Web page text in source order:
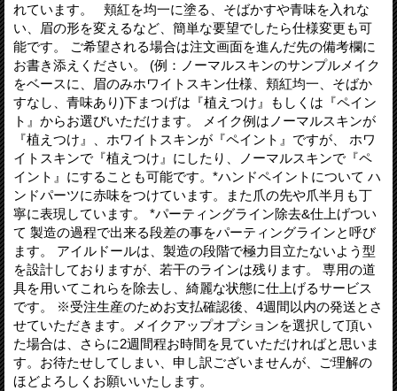
れています。 頬紅を均一に塗る、そばかすや青味を入れな
い、眉の形を変えるなど、簡単な要望でしたら仕様変更も可
能です。 ご希望される場合は注文画面を進んだ先の備考欄に
お書き添えください。 (例：ノーマルスキンのサンプルメイク
をベースに、眉のみホワイトスキン仕様、頬紅均一、そばか
すなし、青味あり)下まつげは『植えつけ』もしくは『ペイン
ト』からお選びいただけます。 メイク例はノーマルスキンが
『植えつけ』、ホワイトスキンが『ペイント』ですが、 ホワ
イトスキンで『植えつけ』にしたり、ノーマルスキンで『ペ
イント』にすることも可能です。*ハンドペイントについて ハ
ンドパーツに赤味をつけています。また爪の先や爪半月も丁
寧に表現しています。 *パーティングライン除去&仕上げつい
て 製造の過程で出来る段差の事をパーティングラインと呼び
ます。 アイルドールは、製造の段階で極力目立たないよう型
を設計しておりますが、若干のラインは残ります。 専用の道
具を用いてこれらを除去し、綺麗な状態に仕上げるサービス
です。 ※受注生産のためお支払確認後、4週間以内の発送とさ
せていただきます。メイクアップオプションを選択して頂い
た場合は、さらに2週間程お時間を見ていただければと思いま
す。お待たせしてしまい、申し訳ございませんが、ご理解の
ほどよろしくお願いいたします。